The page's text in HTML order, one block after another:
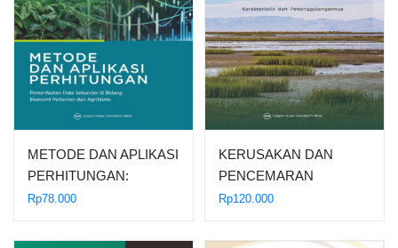
METODE DAN APLIKASI
PERHITUNGAN:
Pemanfaatan Data…
Rp78.000
KERUSAKAN DAN
PENCEMARAN
LINGKUNGAN
Karakteristik…
Rp120.000